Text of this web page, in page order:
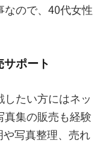
なので、40代女性
ポート
たい方にはネッ
真集の販売も経験
写真整理、売れ